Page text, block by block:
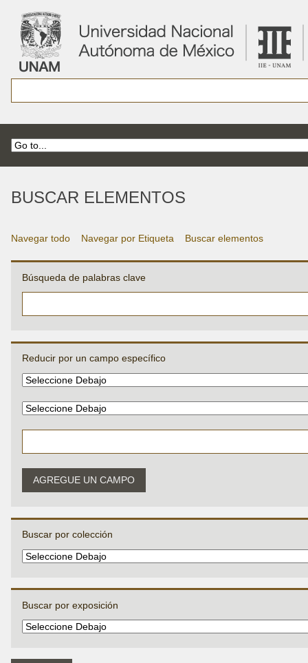
BUSCAR ELEMENTOS
Navegar todo Navegar por Etiqueta Buscar elementos
Búsqueda de palabras clave
Reducir por un campo específico
AGREGUE UN CAMPO
Buscar por colección
Buscar por exposición